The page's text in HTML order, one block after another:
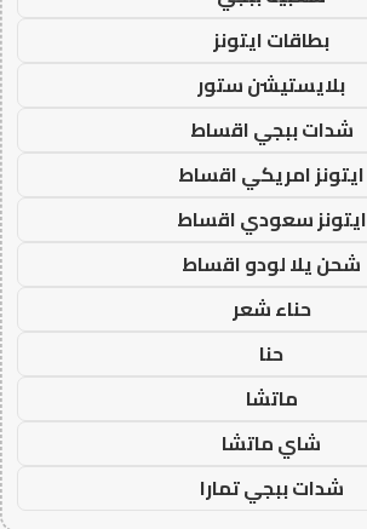
بطاقات ايتونز
بلايستيشن ستور
شدات ببجي اقساط
ايتونز امريكي اقساط
ايتونز سعودي اقساط
شحن يلا لودو اقساط
حناء شعر
حنا
ماتشا
شاي ماتشا
شدات ببجي تمارا